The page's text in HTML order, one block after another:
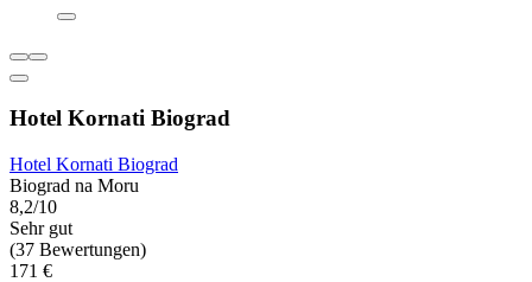
Hotel Kornati Biograd
Hotel Kornati Biograd
Biograd na Moru
8,2/10
Sehr gut
(37 Bewertungen)
171 €